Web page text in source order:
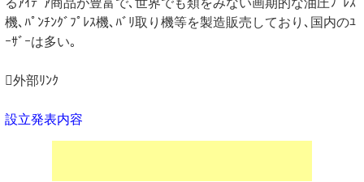
るｱｲﾃﾞｱ商品が豊富で､世界でも類をみない画期的な油圧ﾌﾟﾚｽ
機､ﾊﾟﾝﾁﾝｸﾞﾌﾟﾚｽ機､ﾊﾞﾘ取り機等を製造販売しており､国内のﾕ
ｰｻﾞｰは多い｡
外部ﾘﾝｸ
設立発表内容